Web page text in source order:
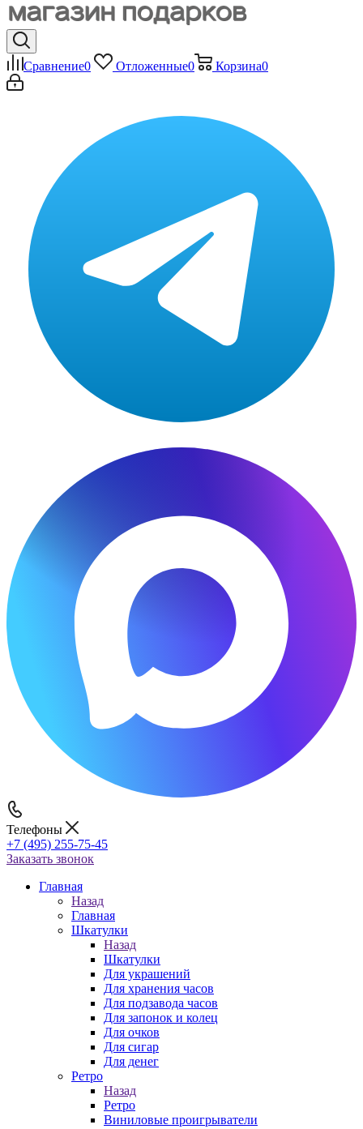
Сравнение0 Отложенные0 Корзина0
Телефоны
+7 (495) 255-75-45
Заказать звонок
Главная
Назад
Главная
Шкатулки
Назад
Шкатулки
Для украшений
Для хранения часов
Для подзавода часов
Для запонок и колец
Для очков
Для сигар
Для денег
Ретро
Назад
Ретро
Виниловые проигрыватели